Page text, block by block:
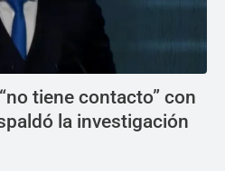
tiene contacto” con
la investigación